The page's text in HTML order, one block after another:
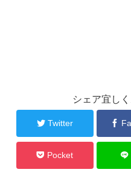
シェア宜し
Twitter
Pocket